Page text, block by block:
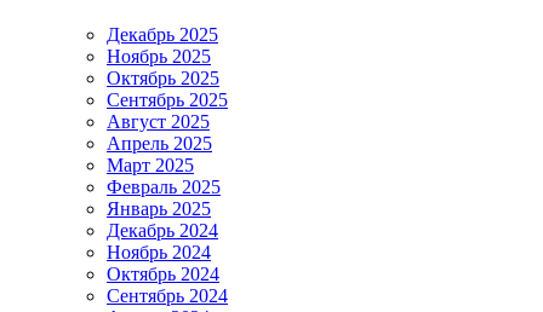
Декабрь 2025
Ноябрь 2025
Октябрь 2025
Сентябрь 2025
Август 2025
Апрель 2025
Март 2025
Февраль 2025
Январь 2025
Декабрь 2024
Ноябрь 2024
Октябрь 2024
Сентябрь 2024